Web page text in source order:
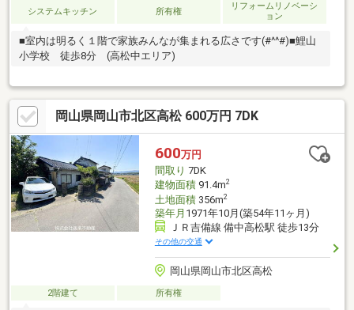
システムキッチン 所有権
リフォームリノベーシ
ョン
■室内は明るく１階で家族みんなが集まれる広さです(#^^#)■鯉山
小学校 徒歩8分 (高松中エリア)
岡山県岡山市北区高松 600万円 7DK
600万円
間取り 7DK
建物面積91.4m2
土地面積356m2
築年月 1971年10月(築54年11ヶ月)
ＪＲ吉備線 備中高松駅 徒歩13分
その他の交通
岡山県岡山市北区高松
2階建て 所有権